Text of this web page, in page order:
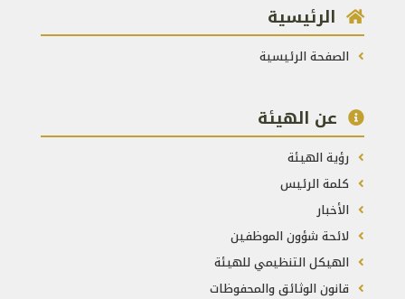
الرئيسية
الصفحة الرئيسية
عن الهيئة
رؤية الهيئة
كلمة الرئيس
الأخبار
لائحة شؤون الموظفين
الهيكل التنظيمي للهيئة
قانون الوثائق والمحفوظات